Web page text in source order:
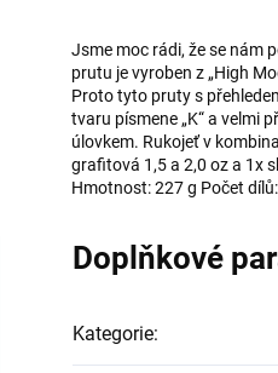
Jsme moc rádi, že se nám
prutu je vyroben z „High
Proto tyto pruty s
tvaru písmene „K“ a velmi
úlovkem. Rukojeť v
grafitová 1,5 a 2,0 oz a 1x
Hmotnost: 227 g Počet
Doplňkové
Kategorie: